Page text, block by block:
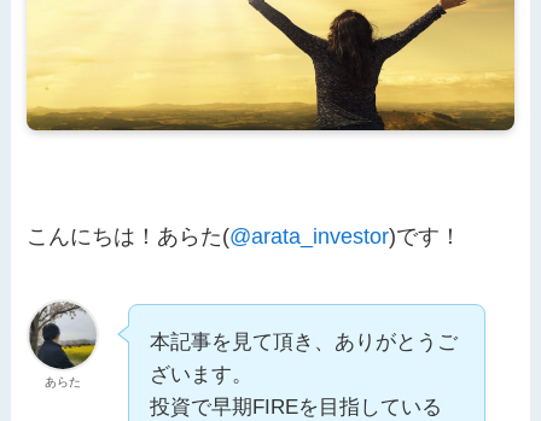
こんにちは！あらた(@arata_investor)です！
あらた
本記事を見て頂き、ありがとうご
ざいます。
投資で早期FIREを目指している